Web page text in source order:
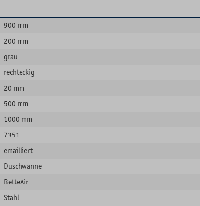
900 mm
200 mm
grau
rechteckig
20 mm
500 mm
1000 mm
7351
emailliert
Duschwanne
BetteAir
Stahl